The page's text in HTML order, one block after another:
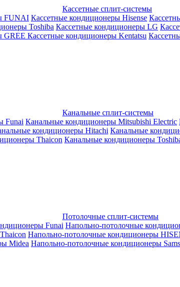
Кассетные сплит-системы
FUNAI Кассетные кондиционеры Hisense
Toshiba Кассетные кондиционеры LG
GREE Кассетные кондиционеры Kentatsu
Канальные сплит-системы
Funai Канальные кондиционеры Mitsubishi Electric
кондиционеры Hitachi Канальные
Thaicon Канальные кондиционеры
Потолочные сплит-системы
Funai Напольно-потолочные
Напольно-потолочные кондиционеры
Midea Напольно-потолочные кондиционеры